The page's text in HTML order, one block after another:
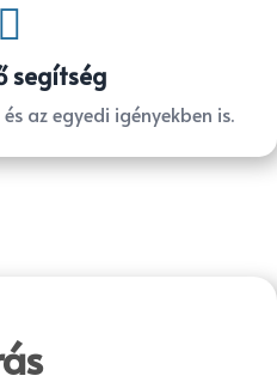

segítség
az egyedi igényekben is.